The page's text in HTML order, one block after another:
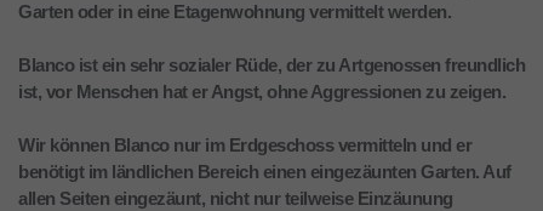
Garten oder in eine Etagenwohnung vermittelt werden.
Blanco ist ein sehr sozialer Rüde, der zu Artgenossen freundlich
ist, vor Menschen hat er Angst, ohne Aggressionen zu zeigen.
Wir können Blanco nur im Erdgeschoss vermitteln und er
benötigt im ländlichen Bereich einen eingezäunten Garten. Auf
allen Seiten eingezäunt, nicht nur teilweise Einzäunung